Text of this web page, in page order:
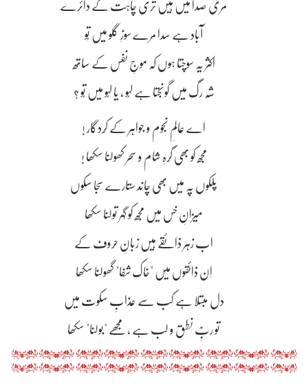
مری صدا میں ہیں تری چاہت کے دائرے
آباد ہے سدا مرے سوزِ گلو میں تُو
اکثر یہ سوچتا ہوں کہ موجِ نفس کے ساتھ
شہ رگ میں گونجتا ہے لہُو ، یا لہُو میں تُو ؟
اے عالمِ نجوم و جواہر کے کِردگار !
مجھ کو بھی گِرہِ شام و سحر کھولنا سکھا !
پلکوں پہ میں بھی چاند ستارے سجا سکوں
میزانِ خس میں مجھ کو گہر تولنا سکھا
اب زہر ذائقے ہیں زبانِ حروف کے
اِن ذائقوں میں "خاک شفا" گھولنا سکھا
دل مبتلا ہے کب سے عذابِ سکوت میں
تو ربِّ نطق و لب ہے ، مجھے "بولنا" سکھا